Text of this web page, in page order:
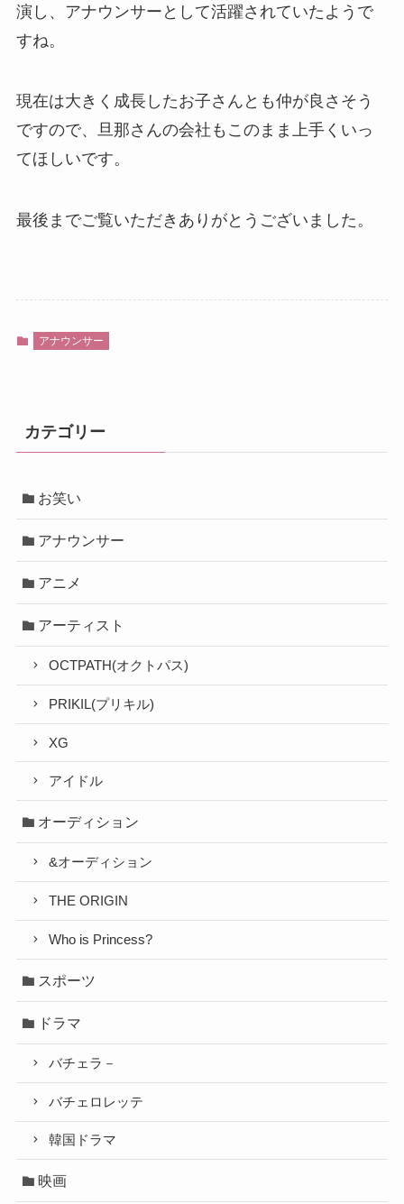
演し、アナウンサーとして活躍されていたようで
すね。
現在は大きく成長したお子さんとも仲が良さそう
ですので、旦那さんの会社もこのまま上手くいっ
てほしいです。
最後までご覧いただきありがとうございました。
アナウンサー
カテゴリー
お笑い
アナウンサー
アニメ
アーティスト
OCTPATH(オクトパス)
PRIKIL(プリキル)
XG
アイドル
オーディション
&オーディション
THE ORIGIN
Who is Princess?
スポーツ
ドラマ
バチェラ－
バチェロレッテ
韓国ドラマ
映画